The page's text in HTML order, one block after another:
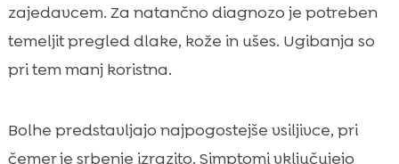
zajedavcem. Za natančno diagnozo je potreben
temeljit pregled dlake, kože in ušes. Ugibanja so
pri tem manj koristna.
Bolhe predstavljajo najpogostejše vsiljivce, pri
čemer je srbenje izrazito. Simptomi vključujejo